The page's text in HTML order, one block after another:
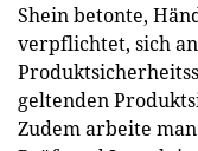
Shein betonte,
verpflichtet, sich
geltenden
Zudem arbeite